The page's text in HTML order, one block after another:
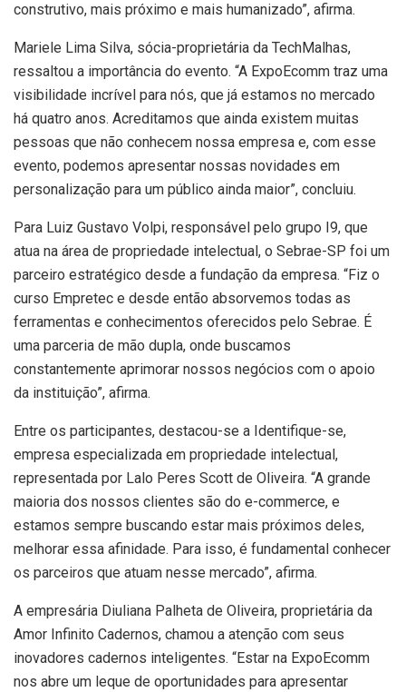
construtivo, mais próximo e mais humanizado”, afirma.
Mariele Lima Silva, sócia-proprietária da TechMalhas,
ressaltou a importância do evento. “A ExpoEcomm traz uma
visibilidade incrível para nós, que já estamos no mercado
há quatro anos. Acreditamos que ainda existem muitas
pessoas que não conhecem nossa empresa e, com esse
evento, podemos apresentar nossas novidades em
personalização para um público ainda maior”, concluiu.
Para Luiz Gustavo Volpi, responsável pelo grupo I9, que
atua na área de propriedade intelectual, o Sebrae-SP foi um
parceiro estratégico desde a fundação da empresa. “Fiz o
curso Empretec e desde então absorvemos todas as
ferramentas e conhecimentos oferecidos pelo Sebrae. É
uma parceria de mão dupla, onde buscamos
constantemente aprimorar nossos negócios com o apoio
da instituição”, afirma.
Entre os participantes, destacou-se a Identifique-se,
empresa especializada em propriedade intelectual,
representada por Lalo Peres Scott de Oliveira. “A grande
maioria dos nossos clientes são do e-commerce, e
estamos sempre buscando estar mais próximos deles,
melhorar essa afinidade. Para isso, é fundamental conhecer
os parceiros que atuam nesse mercado”, afirma.
A empresária Diuliana Palheta de Oliveira, proprietária da
Amor Infinito Cadernos, chamou a atenção com seus
inovadores cadernos inteligentes. “Estar na ExpoEcomm
nos abre um leque de oportunidades para apresentar